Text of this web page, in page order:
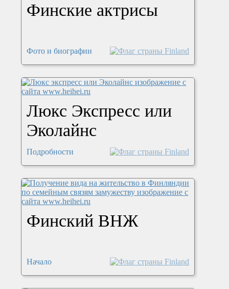
Финские актрисы
Фото и биографии
Люкс Экспресс или
Эколайнс
Подробности
Финский ВНЖ
Начало